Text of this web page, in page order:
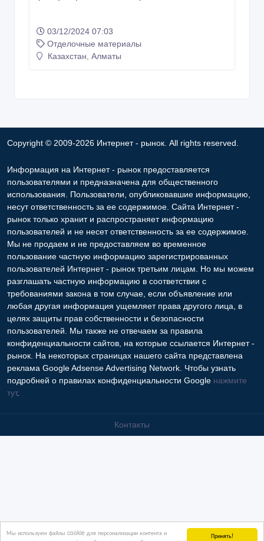
Принять!
Мы используем файлы cookie для персонализации контента и
03/12/2024 07:03
Отделочные материалы
Казахстан, Алматы
Copyright © 2009-2026 Интернет - рынок. All rights reserved.
Информация на Интернет - рынок предоставляется
пользователями и предназначена для общественного
использования. Пользователи, опубликовавшие информацию,
несут ответственность за ее содержимое. Сайта Интернет -
рынок только хранит и распространяет информацию
пользователей и не несет ответственность за ее содержимое.
Мы не продаем и не предоставляем во временное
пользование частную информацию зарегистрированных
пользователей Интернет - рынок третьим лицам. Но мы можем
разглашать частную информацию в соответствии с
требованиями закона в том случае, если объявление или
любая другая информация ущемляет права другого лица, в
целях защиты прав собственности и безопасности
пользователей. Мы также не отвечаем за правила
конфиденциальности сайтов, на которые ссылается Интернет -
рынок. На некоторых страницах нашего сайта представлена
реклама Google Adsense Advertising Network. Чтобы узнать
подробней о правилах конфиденциальности Google
тут.
Контакты